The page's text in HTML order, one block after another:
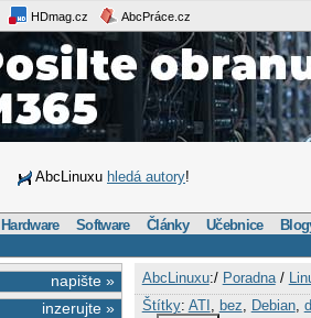
HDmag.cz AbcPráce.cz
AbcLinuxu hledá autory!
Hardware Software Články Učebnice
napište »
inzerujte »
AbcLinuxu:/ Poradna/
Štítky: ATI bez Debian,